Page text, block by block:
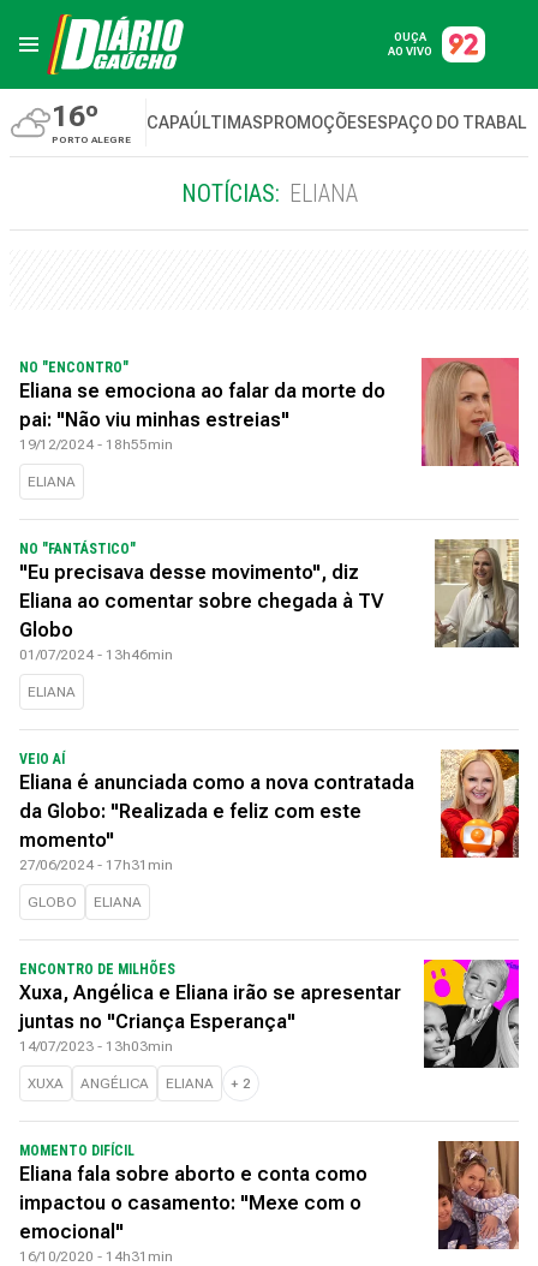
OUÇA
AO VIVO
16º
PORTO ALEGRE
CAPAÚLTIMASPROMOÇÕESESPAÇO DO
NOTÍCIAS: ELIANA
NO "ENCONTRO"
Eliana se emociona ao falar da morte do
pai: "Não viu minhas estreias"
19/12/2024 - 18h55min
ELIANA
NO "FANTÁSTICO"
"Eu precisava desse movimento", diz
Eliana ao comentar sobre chegada à TV
Globo
01/07/2024 - 13h46min
ELIANA
VEIO AÍ
Eliana é anunciada como a nova contratada
da Globo: "Realizada e feliz com este
momento"
27/06/2024 - 17h31min
GLOBO ELIANA
ENCONTRO DE MILHÕES
Xuxa, Angélica e Eliana irão se apresentar
juntas no "Criança Esperança"
14/07/2023 - 13h03min
XUXA ANGÉLICA ELIANA + 2
MOMENTO DIFÍCIL
Eliana fala sobre aborto e conta como
impactou o casamento: "Mexe com o
emocional"
16/10/2020 - 14h31min